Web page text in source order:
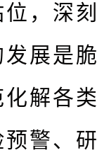
，深
展是
解各
警、